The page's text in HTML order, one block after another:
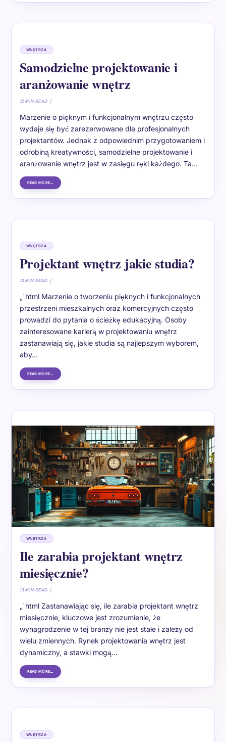
WNĘTRZA
Samodzielne projektowanie i
aranżowanie wnętrz
12 MIN READ
Marzenie o pięknym i funkcjonalnym wnętrzu często
wydaje się być zarezerwowane dla profesjonalnych
projektantów. Jednak z odpowiednim przygotowaniem i
odrobiną kreatywności, samodzielne projektowanie i
aranżowanie wnętrz jest w zasięgu ręki każdego. Ta…
READ MORE
WNĘTRZA
Projektant wnętrz jakie studia?
10 MIN READ
„`html Marzenie o tworzeniu pięknych i funkcjonalnych
przestrzeni mieszkalnych oraz komercyjnych często
prowadzi do pytania o ścieżkę edukacyjną. Osoby
zainteresowane karierą w projektowaniu wnętrz
zastanawiają się, jakie studia są najlepszym wyborem,
aby…
READ MORE
WNĘTRZA
Ile zarabia projektant wnętrz
miesięcznie?
13 MIN READ
„`html Zastanawiając się, ile zarabia projektant wnętrz
miesięcznie, kluczowe jest zrozumienie, że
wynagrodzenie w tej branży nie jest stałe i zależy od
wielu zmiennych. Rynek projektowania wnętrz jest
dynamiczny, a stawki mogą…
READ MORE
WNĘTRZA